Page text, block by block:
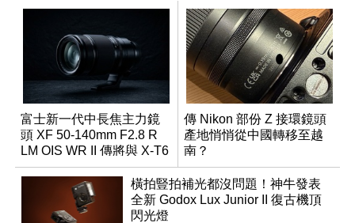
富士新一代中長焦主力鏡
頭 XF 50-140mm F2.8 R
LM OIS WR II 傳將與 X-T6
同步亮相
傳 Nikon 部份 Z 接環鏡頭
產地悄悄從中國轉移至越
南？
橫拍豎拍補光都沒問題！神牛發表
全新 Godox Lux Junior II 復古機頂
閃光燈